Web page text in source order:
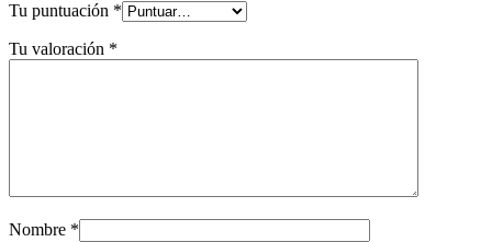
Tu puntuación *
Tu valoración *
Nombre *